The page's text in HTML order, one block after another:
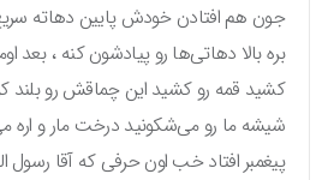
جون هم افتادن خودش پایین دهاته
بره بالا دهاتی‌ها رو پیادشون کنه ، بعد
کشید قمه رو کشید این چماقش رو بلند
شیشه ما رو می‌شکونید درخت مار و اره
پیغمبر افتاد خب اون حرفی که آقا رسول